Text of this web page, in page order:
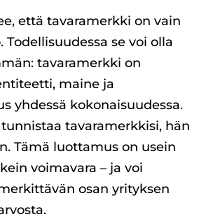
että tavaramerkki on vain
Todellisuudessa se voi olla
tavaramerkki on
maine ja
yhdessä kokonaisuudessa.
tavaramerkkisi, hän
Tämä luottamus on usein
voimavara – ja voi
osan yrityksen